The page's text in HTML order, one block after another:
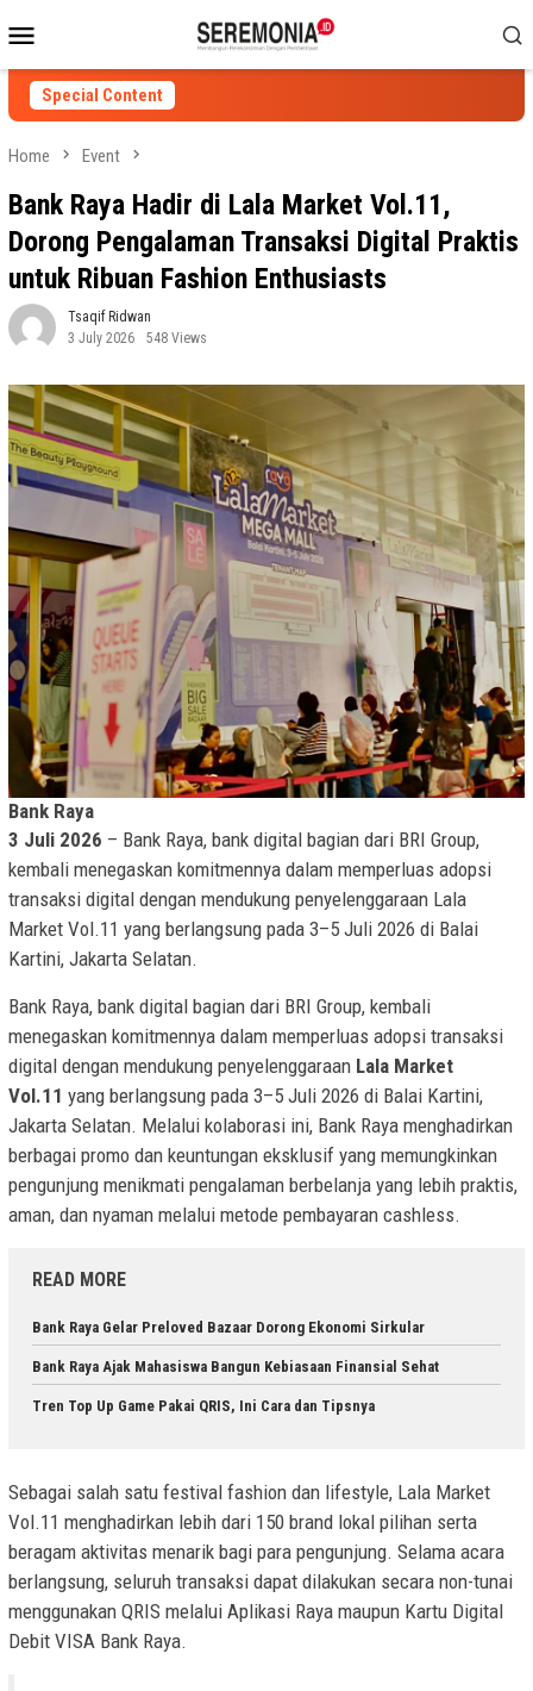
to
contentMenu
Special Content
Home Event
Bank Raya Hadir di Lala Market Vol.11,
Dorong Pengalaman Transaksi Digital Praktis
untuk Ribuan Fashion Enthusiasts
Tsaqif Ridwan
3 July 2026
548 Views
Bank Raya
3 Juli 2026 – Bank Raya, bank digital bagian dari BRI Group,
kembali menegaskan komitmennya dalam memperluas adopsi
transaksi digital dengan mendukung penyelenggaraan Lala
Market Vol.11 yang berlangsung pada 3–5 Juli 2026 di Balai
Kartini, Jakarta Selatan.
Bank Raya, bank digital bagian dari BRI Group, kembali
menegaskan komitmennya dalam memperluas adopsi transaksi
digital dengan mendukung penyelenggaraan Lala Market
Vol.11 yang berlangsung pada 3–5 Juli 2026 di Balai Kartini,
Jakarta Selatan. Melalui kolaborasi ini, Bank Raya menghadirkan
berbagai promo dan keuntungan eksklusif yang memungkinkan
pengunjung menikmati pengalaman berbelanja yang lebih praktis,
aman, dan nyaman melalui metode pembayaran cashless.
READ MORE
Bank Raya Gelar Preloved Bazaar Dorong Ekonomi Sirkular
Bank Raya Ajak Mahasiswa Bangun Kebiasaan Finansial Sehat
Tren Top Up Game Pakai QRIS, Ini Cara dan Tipsnya
Sebagai salah satu festival fashion dan lifestyle, Lala Market
Vol.11 menghadirkan lebih dari 150 brand lokal pilihan serta
beragam aktivitas menarik bagi para pengunjung. Selama acara
berlangsung, seluruh transaksi dapat dilakukan secara non-tunai
menggunakan QRIS melalui Aplikasi Raya maupun Kartu Digital
Debit VISA Bank Raya.